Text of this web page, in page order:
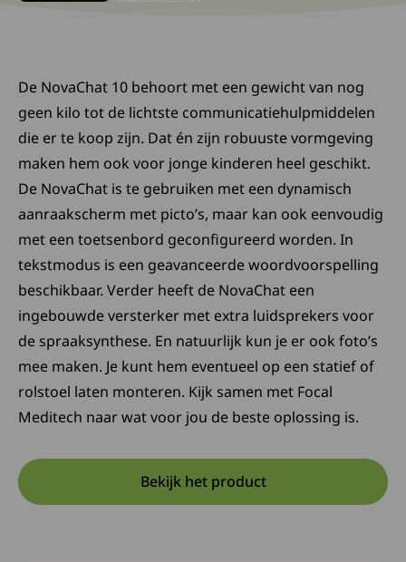
De NovaChat 10 behoort met een gewicht van nog
geen kilo tot de lichtste communicatiehulpmiddelen
die er te koop zijn. Dat én zijn robuuste vormgeving
maken hem ook voor jonge kinderen heel geschikt.
De NovaChat is te gebruiken met een dynamisch
aanraakscherm met picto’s, maar kan ook eenvoudig
met een toetsenbord geconfigureerd worden. In
tekstmodus is een geavanceerde woordvoorspelling
beschikbaar. Verder heeft de NovaChat een
ingebouwde versterker met extra luidsprekers voor
de spraaksynthese. En natuurlijk kun je er ook foto’s
mee maken. Je kunt hem eventueel op een statief of
rolstoel laten monteren. Kijk samen met Focal
Meditech naar wat voor jou de beste oplossing is.
Bekijk het product
Opent in een nieuwe tab:
Deze link opent in een nieuw